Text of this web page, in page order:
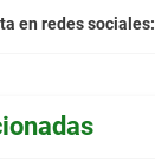
en redes sociales: